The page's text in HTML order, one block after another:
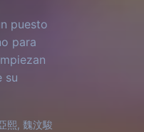
puesto
para
su
熙, 魏汶駿